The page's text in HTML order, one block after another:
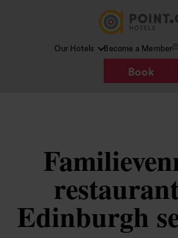
Our Hotels Become a Member
Book
Edinburgh